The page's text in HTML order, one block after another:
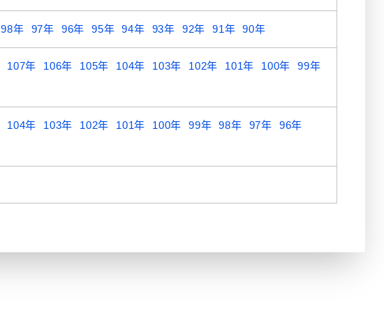
98年 97年 96年 95年 94年 93年 92年 91年 90年
107年 106年 105年 104年 103年 102年 101年 100年
99年
104年 103年 102年 101年 100年 99年 98年 97年
96年